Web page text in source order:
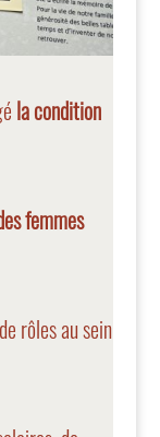
la condition
femmes
rôles au sein